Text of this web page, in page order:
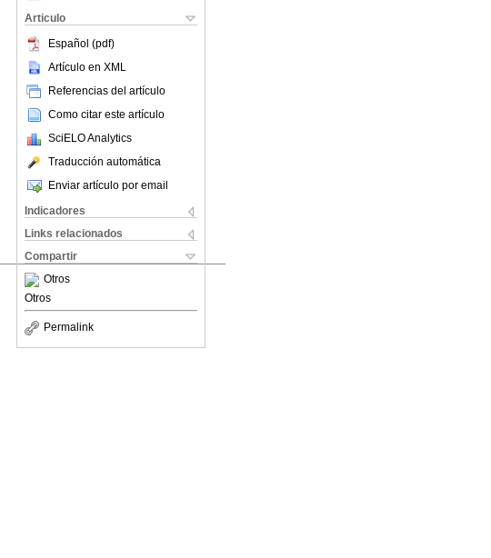
Articulo
Español (pdf)
Artículo en XML
Referencias del artículo
Como citar este artículo
SciELO Analytics
Traducción automática
Enviar artículo por email
Indicadores
Links relacionados
Compartir
Otros
Otros
Permalink